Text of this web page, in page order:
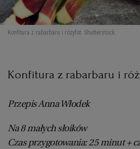
Konfitura z rabarbaru i różyfot. Shutterstock
Konfitura z rabarbaru i
Przepis Anna Włodek
Na 8 małych słoików
Czas przygotowania: 25 minut +